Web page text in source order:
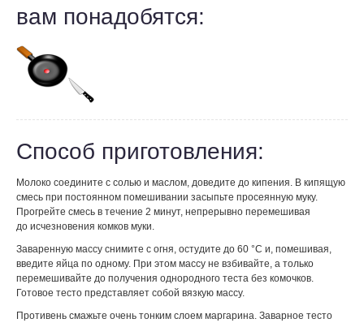
вам понадобятся:
Способ приготовления:
Молоко соедините с солью и маслом, доведите до кипения. В кипящую
смесь при постоянном помешивании засыпьте просеянную муку.
Прогрейте смесь в течение 2 минут, непрерывно перемешивая
до исчезновения комков муки.
Заваренную массу снимите с огня, остудите до 60 °С и, помешивая,
введите яйца по одному. При этом массу не взбивайте, а только
перемешивайте до получения однородного теста без комочков.
Готовое тесто представляет собой вязкую массу.
Противень смажьте очень тонким слоем маргарина. Заварное тесто